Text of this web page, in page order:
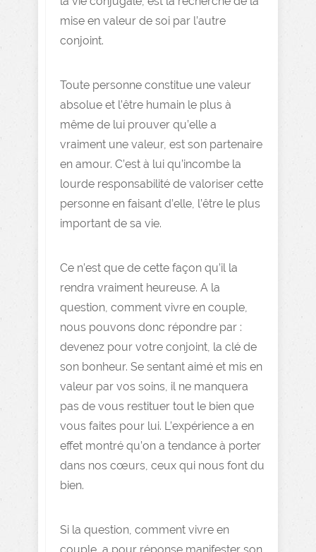
mise en valeur de soi par l’autre
conjoint.
Toute personne constitue une valeur
absolue et l’être humain le plus à
même de lui prouver qu’elle a
vraiment une valeur, est son partenaire
en amour. C’est à lui qu’incombe la
lourde responsabilité de valoriser cette
personne en faisant d’elle, l’être le plus
important de sa vie.
Ce n’est que de cette façon qu’il la
rendra vraiment heureuse. A la
question, comment vivre en couple,
nous pouvons donc répondre par :
devenez pour votre conjoint, la clé de
son bonheur. Se sentant aimé et mis en
valeur par vos soins, il ne manquera
pas de vous restituer tout le bien que
vous faites pour lui. L’expérience a en
effet montré qu’on a tendance à porter
dans nos cœurs, ceux qui nous font du
bien.
Si la question, comment vivre en